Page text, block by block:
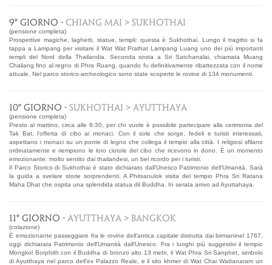
9° GIORNO - CHIANG MAI > SUKHOTHAI
(pensione completa)
Prospettive magiche, laghetti, statue, templi: questa è Sukhothai. Lungo il tragitto si fa
tappa a Lampang per visitare il Wat Wat Prathat Lampang Luang uno dei più importanti
templi del Nord della Thailandia. Seconda sosta a Sri Satchanalai, chiamata Muang
Chaliang fino al regno di Phra Ruang, quando fu definitivamente ribattezzata con il nome
attuale. Nel parco storico-archeologico sono state scoperte le rovine di 134 monumenti.
10° GIORNO - SUKHOTHAI > AYUTTHAYA
(pensione completa)
Presto al mattino, circa alle 6:30, per chi vuole è possibile partecipare alla cerimonia del
Tak Bat, l'offerta di cibo ai monaci. Con il sole che sorge, fedeli e turisti interessati,
aspettano i monaci su un ponte di legno che collega il tempio alla città. I religiosi sfilano
ordinatamente e riempiono le loro ciotole del cibo che ricevono in dono. È un momento
emozionante: molto sentito dai thailandesi, un bel ricordo per i turisti.
Il Parco Storico di Sukhothai è stato dichiarato dall’Unesco Patrimonio dell’Umanità. Sarà
la guida a svelare storie sorprendenti. A Phitsanulok visita del tempio Phra Sri Ratana
Maha Dhat che ospita una splendida statua dil Buddha. In serata arrivo ad Ayuttahaya.
11° GIORNO - AYUTTHAYA > BANGKOK
(colazione)
È emozionante passeggiare fra le rovine dell'antica capitale distrutta dai birmaninel 1767,
oggi dichiarata Patrimonio dell'Umanità dall'Unesco. Fra i luoghi più suggestivi il tempio
Mongkol Borphith con il Buddha di bronzo alto 13 metri, il Wat Phra Sri Sanphet, simbolo
di Ayutthaya nel parco dell'ex Palazzo Reale, e il sito khmer di Wat Chai Wattanaram un